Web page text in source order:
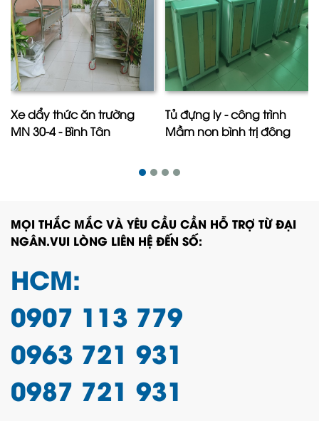
Xe dẩy thức ăn trường
MN 30-4 - Bình Tân
Tủ đựng ly - công trình
Mầm non bình trị đông
MỌI THẮC MẮC VÀ YÊU CẦU CẦN HỖ TRỢ TỪ ĐẠI
NGÂN.VUI LÒNG LIÊN HỆ ĐẾN SỐ:
HCM:
0907 113 779
0963 721 931
0987 721 931